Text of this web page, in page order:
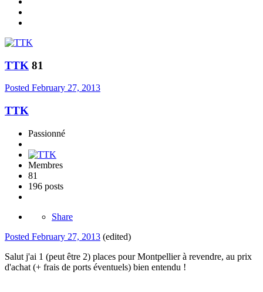
TTK 81
Posted February 27, 2013
TTK
Passionné
Membres
81
196 posts
Share
Posted February 27, 2013 (edited)
Salut j'ai 1 (peut être 2) places pour Montpellier à revendre, au prix
d'achat (+ frais de ports éventuels) bien entendu !